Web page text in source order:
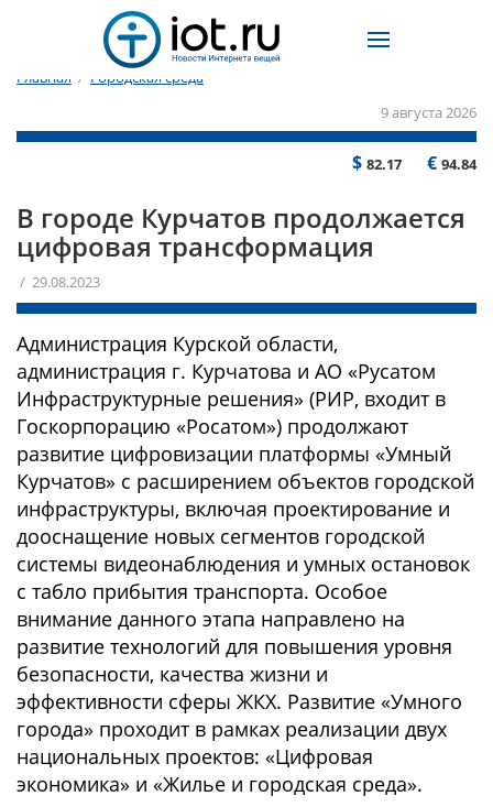
Главная / Городская среда
9 августа 2026
$ 82.17 € 94.84
В городе Курчатов продолжается
цифровая трансформация
/ 29.08.2023
Администрация Курской области,
администрация г. Курчатова и АО «Русатом
Инфраструктурные решения» (РИР, входит в
Госкорпорацию «Росатом») продолжают
развитие цифровизации платформы «Умный
Курчатов» с расширением объектов городской
инфраструктуры, включая проектирование и
дооснащение новых сегментов городской
системы видеонаблюдения и умных остановок
с табло прибытия транспорта. Особое
внимание данного этапа направлено на
развитие технологий для повышения уровня
безопасности, качества жизни и
эффективности сферы ЖКХ. Развитие «Умного
города» проходит в рамках реализации двух
национальных проектов: «Цифровая
экономика» и «Жилье и городская среда».